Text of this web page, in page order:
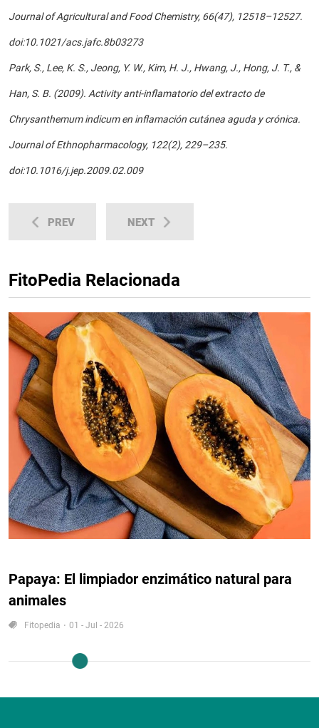
Journal of Agricultural and Food Chemistry, 66(47), 12518–12527.
doi:10.1021/acs.jafc.8b03273
Park, S., Lee, K. S., Jeong, Y. W., Kim, H. J., Hwang, J., Hong, J. T., &
Han, S. B. (2009). Activity anti-inflamatorio del extracto de
Chrysanthemum indicum en inflamación cutánea aguda y crónica.
Journal of Ethnopharmacology, 122(2), 229–235.
doi:10.1016/j.jep.2009.02.009
PREV NEXT
FitoPedia Relacionada
Papaya: El limpiador enzimático natural para
animales
Fitopedia 01 - Jul - 2026